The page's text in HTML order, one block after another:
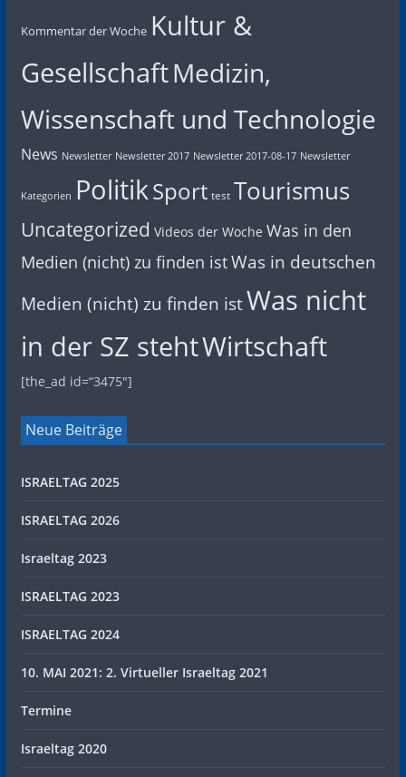
Kommentar der Woche Kultur &
GesellschaftMedizin,
Wissenschaft und Technologie
News Newsletter Newsletter 2017 Newsletter 2017-08-17 Newsletter
Kategorien PolitikSport test Tourismus
Uncategorized Videos der Woche Was in den
Medien (nicht) zu finden istWas in deutschen
Medien (nicht) zu finden istWas nicht
in der SZ stehtWirtschaft
[the_ad id=“3475″]
Neue Beiträge
ISRAELTAG 2025
ISRAELTAG 2026
Israeltag 2023
ISRAELTAG 2023
ISRAELTAG 2024
10. MAI 2021: 2. Virtueller Israeltag 2021
Termine
Israeltag 2020